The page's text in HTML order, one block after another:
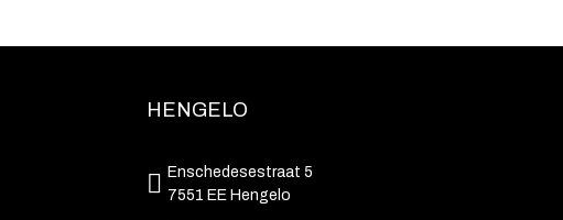
HENGELO
Enschedesestraat 5
7551 EE Hengelo